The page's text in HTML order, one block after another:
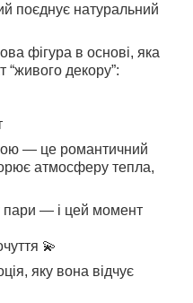
поєднує натуральний
фігура в основі, яка
“живого декору”:
— це романтичний
атмосферу тепла,
пари — і цей момент
💫
яку вона відчує